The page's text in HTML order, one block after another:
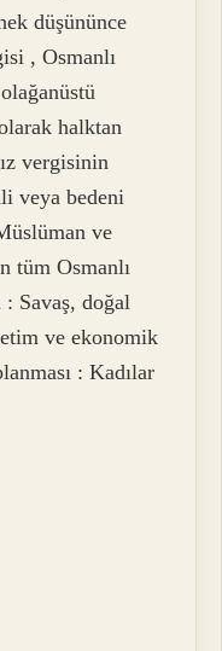
düşününce
, Osmanlı
halktan
vergisinin
veya bedeni
ve
tüm Osmanlı
: Savaş, doğal
ve ekonomik
: Kadılar